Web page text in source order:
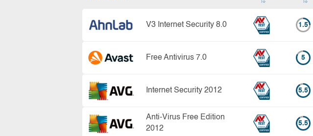
V3 Internet Security 8.0 1.5
Free Antivirus 7.0 5
Internet Security 2012 5.5
Anti-Virus Free Edition
2012
5.5